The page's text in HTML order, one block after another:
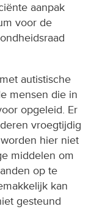
aanpak
voor de
autistische
mensen die in
opgeleid. Er
vroegtijdig
hier niet
middelen om
op te
kan
gesteund